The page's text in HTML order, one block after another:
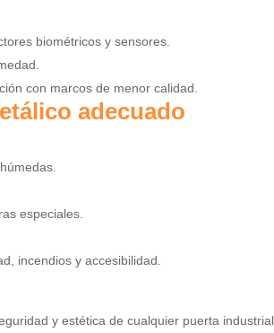
biométricos y sensores.
con marcos de menor calidad.
adecuado
especiales.
incendios y accesibilidad.
y estética de cualquier puerta